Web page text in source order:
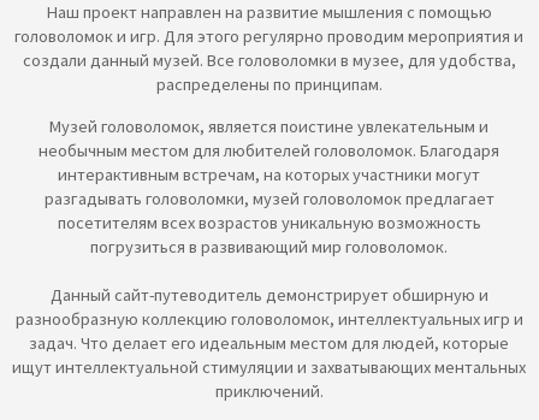
Наш проект направлен на развитие мышления с помощью
головоломок и игр. Для этого регулярно проводим мероприятия и
создали данный музей. Все головоломки в музее, для удобства,
распределены по принципам.
Музей головоломок, является поистине увлекательным и
необычным местом для любителей головоломок. Благодаря
интерактивным встречам, на которых участники могут
разгадывать головоломки, музей головоломок предлагает
посетителям всех возрастов уникальную возможность
погрузиться в развивающий мир головоломок.
Данный сайт-путеводитель демонстрирует обширную и
разнообразную коллекцию головоломок, интеллектуальных игр и
задач. Что делает его идеальным местом для людей, которые
ищут интеллектуальной стимуляции и захватывающих ментальных
приключений.